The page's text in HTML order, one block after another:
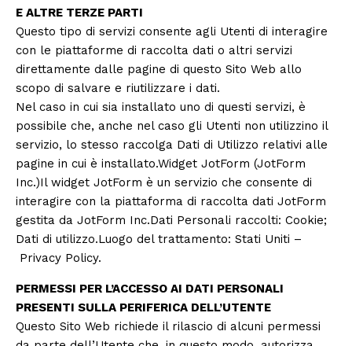
E ALTRE TERZE PARTI
Questo tipo di servizi consente agli Utenti di interagire
con le piattaforme di raccolta dati o altri servizi
direttamente dalle pagine di questo Sito Web allo
scopo di salvare e riutilizzare i dati.
Nel caso in cui sia installato uno di questi servizi, è
possibile che, anche nel caso gli Utenti non utilizzino il
servizio, lo stesso raccolga Dati di Utilizzo relativi alle
pagine in cui è installato.Widget JotForm (JotForm
Inc.)Il widget JotForm è un servizio che consente di
interagire con la piattaforma di raccolta dati JotForm
gestita da JotForm Inc.Dati Personali raccolti: Cookie;
Dati di utilizzo.Luogo del trattamento: Stati Uniti –
Privacy Policy.
PERMESSI PER L’ACCESSO AI DATI PERSONALI
PRESENTI SULLA PERIFERICA DELL’UTENTE
Questo Sito Web richiede il rilascio di alcuni permessi